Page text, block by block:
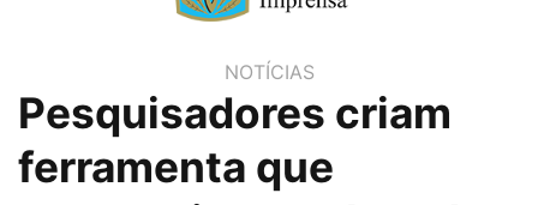
NOTÍCIAS
Pesquisadores criam
ferramenta que